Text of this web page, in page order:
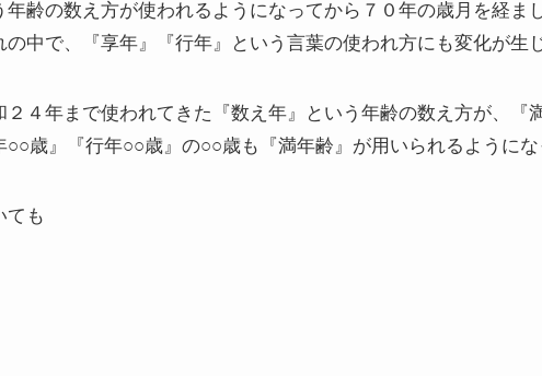
齢の数え方が使われるようになってから７０年の歳月を経まし
の中で、『享年』『行年』という言葉の使われ方にも変化が生
４年まで使われてきた『数え年』という年齢の数え方が、『
○○歳』『行年○○歳』の○○歳も『満年齢』が用いられるようにな
ても